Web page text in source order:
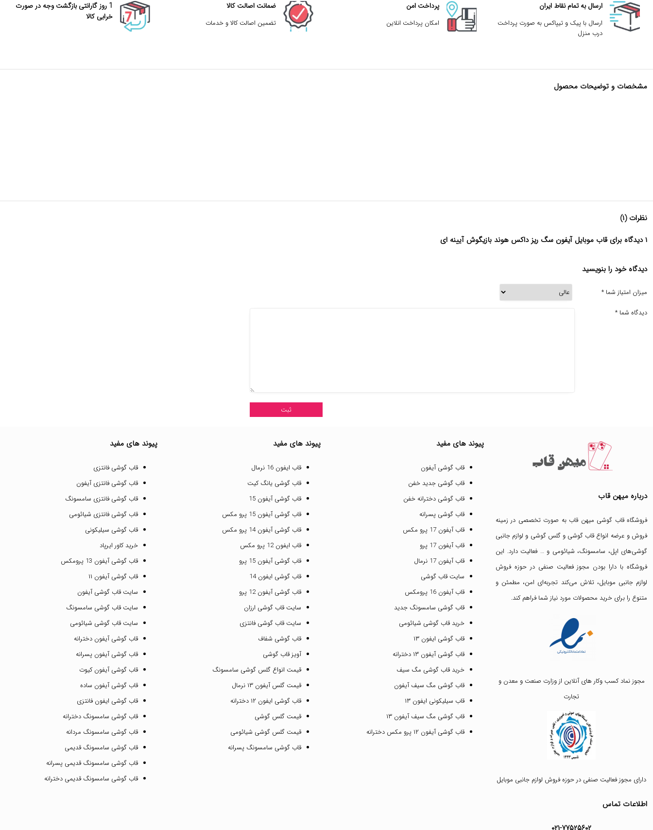
ارسال به تمام نقاط ایران
ارسال با پیک و تیپاکس به صورت پرداخت
درب منزل
پرداخت امن
امکان پرداخت انلاین
ضمانت اصالت کالا
تضمین اصالت کالا و خدمات
1 روز گارانتی بازگشت وجه در صورت
خرابی کالا
مشخصات و توضیحات محصول
نظرات (۱)
۱ دیدگاه برای قاب موبایل آیفون سگ ریز داکس هوند بازیگوش آیینه ای
دیدگاه خود را بنویسید
میزان امتیاز شما *
دیدگاه شما *
درباره میهن قاب
فروشگاه قاب گوشی میهن قاب به صورت تخصصی در زمینه
فروش و عرضه انواع قاب گوشی وگلس گوشی و لوازم جانبی
گوشی‌های اپل، سامسونگ، شیائومی و … فعالیت دارد. این
فروشگاه با دارا بودن مجوز فعالیت صنفی در حوزه فروش
لوازم جانبی موبایل، تلاش می‌کند تجربه‌ای امن، مطمئن و
متنوع را برای خرید محصولات مورد نیاز شما فراهم کند.
مجوز نماد کسب وکار های آنلاین از وزارت صنعت و معدن و
تجارت
دارای مجوز فعالیت صنفی در حوزه فروش لوازم جانبی موبایل
اطلاعات تماس
پیوند های مفید
قاب گوشی آیفون
قاب گوشی جدید خفن
قاب گوشی دخترانه خفن
قاب گوشی پسرانه
قاب آیفون 17 پرو مکس
قاب آیفون 17 پرو
قاب آیفون 17 نرمال
سایت قاب گوشی
قاب آیفون 16 پرومکس
قاب گوشی سامسونگ جدید
خرید قاب گوشی شیائومی
قاب گوشی ایفون ۱۳
قاب گوشی آیفون ۱۳ دخترانه
خرید قاب گوشی مگ سیف
قاب گوشی مگ سیف آیفون
قاب سیلیکونی ایفون ۱۳
قاب گوشی مگ سیف آیفون ۱۳
قاب گوشی آیفون ۱۲ پرو مکس دخترانه
پیوند های مفید
قاب ایفون 16 نرمال
قاب گوشی یانگ کیت
قاب گوشی آیفون 15
قاب گوشی آیفون 15 پرو مکس
قاب گوشی آیفون 14 پرو مکس
قاب ایفون 12 پرو مکس
قاب گوشی آیفون 15 پرو
قاب گوشی ایفون 14
قاب گوشی آیفون 12 پرو
سایت قاب گوشی ارزان
سایت قاب گوشی فانتزی
قاب گوشی شفاف
آویز قاب گوشی
قیمت انواع گلس گوشی سامسونگ
قیمت گلس آیفون ۱۳ نرمال
قاب گوشی ایفون ۱۲ دخترانه
قیمت گلس گوشی
قیمت گلس گوشی شیائومی
قاب گوشی سامسونگ پسرانه
پیوند های مفید
قاب گوشی فانتزی
قاب گوشی فانتزی آیفون
قاب گوشی فانتزی سامسونگ
قاب گوشی فانتزی شیائومی
قاب گوشی سیلیکونی
خرید کاور ایرپاد
قاب گوشی آیفون 13 پرومکس
قاب گوشی آیفون ۱۱
سایت قاب گوشی آیفون
سایت قاب گوشی سامسونگ
سایت قاب گوشی شیائومی
قاب گوشی آیفون دخترانه
قاب گوشی آیفون پسرانه
قاب گوشی آیفون کیوت
قاب گوشی آیفون ساده
قاب گوشی ایفون فانتزی
قاب گوشی سامسونگ دخترانه
قاب گوشی سامسونگ مردانه
قاب گوشی سامسونگ قدیمی
قاب گوشی سامسونگ قدیمی پسرانه
قاب گوشی سامسونگ قدیمی دخترانه